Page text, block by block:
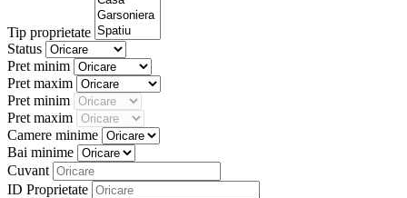
Tip proprietate
Status
Pret minim
Pret maxim
Pret minim
Pret maxim
Camere minime
Bai minime
Cuvant
ID Proprietate